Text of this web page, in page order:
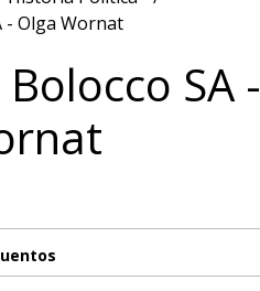
- Olga Wornat
SA -